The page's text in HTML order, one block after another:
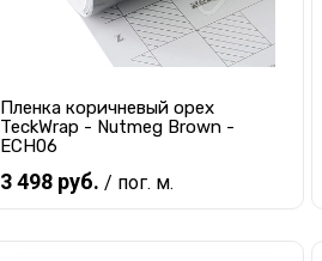
Пленка коричневый орех
TeckWrap - Nutmeg Brown -
ECH06
3 498 руб. / пог. м.